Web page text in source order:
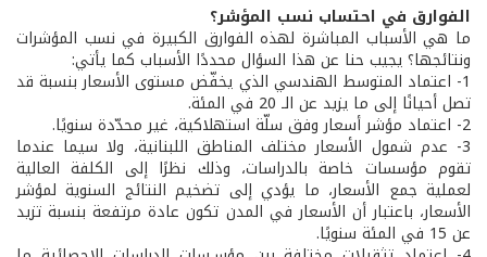
الفوارق في احتساب نسب المؤشر؟
ما هي الأسباب المباشرة لهذه الفوارق الكبيرة في نسب المؤشرات
ونتائجها؟ يجيب حنا عن هذا السؤال محددًا الأسباب كما يأتي:
1- اعتماد المتوسط الهندسي الذي يخفّض مستوى الأسعار بنسبة قد
تصل أحيانًا إلى ما يزيد عن الـ 20 في المئة.
2- اعتماد مؤشر أسعار وفق سلّة استهلاكية، غير محدّدة سنويًا.
3- عدم شمول الأسعار مختلف المناطق اللبنانية، ولا سيما عندما
تقوم مؤسسات خاصة بالدراسات، وذلك نظرًا إلى الكلفة العالية
لعملية جمع الأسعار، ما يؤدي إلى تضخيم النتائج السنوية لمؤشر
الأسعار، باعتبار أن الأسعار في المدن تكون عادة مرتفعة بنسبة تزيد
عن 15 في المئة سنويًا.